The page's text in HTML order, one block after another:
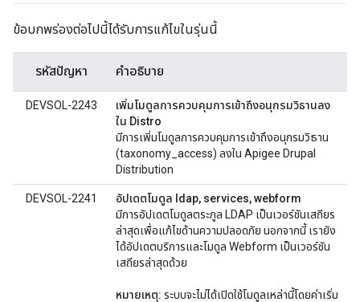
ข้อบกพร่องต่อไปนี้ได้รับการแก้ไขในรุ่นนี้
รหัสปัญหา คำอธิบาย
DEVSOL-2243
เพิ่มโมดูลการควบคุมการเข้าถึงอนุกรมวิธานลง
ใน Distro
มีการเพิ่มโมดูลการควบคุมการเข้าถึงอนุกรมวิธาน
(taxonomy_access) ลงใน Apigee Drupal
Distribution
DEVSOL-2241
อัปเดตโมดูล ldap, services, webform
มีการอัปเดตโมดูลตระกูล LDAP เป็นเวอร์ชันเสถียร
ล่าสุดเพื่อแก้ไขด้านความปลอดภัย นอกจากนี้ เรายัง
ได้อัปเดตบริการและโมดูล Webform เป็นเวอร์ชัน
เสถียรล่าสุดด้วย
หมายเหตุ: ระบบจะไม่ได้เปิดใช้โมดูลเหล่านี้โดยค่าเริ่ม